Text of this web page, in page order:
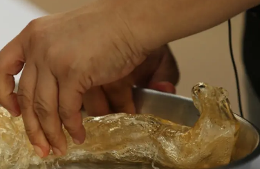
Şırnak
Bartın
Ardahan
Iğdır
Yalova